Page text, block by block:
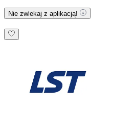
Nie zwlekaj z aplikacją!